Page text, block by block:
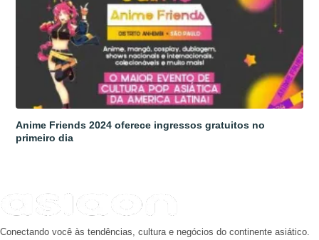
Anime Friends 2024 oferece ingressos gratuitos no
primeiro dia
Conectando você às tendências, cultura e negócios do continente asiático.